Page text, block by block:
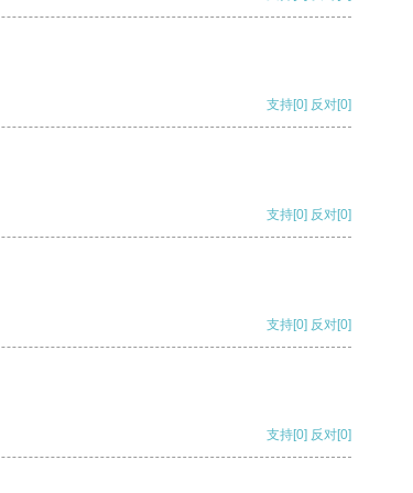
支持[0] 反对[0]
支持[0] 反对[0]
支持[0] 反对[0]
支持[0] 反对[0]